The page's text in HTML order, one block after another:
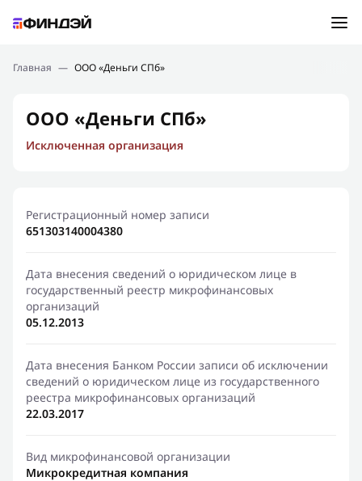
Подбор займа
Новости
Финансовое просвещение
Главная — ООО «Деньги СПб»
ООО «Деньги СПб»
Исключенная организация
Регистрационный номер записи
651303140004380
Дата внесения сведений о юридическом лице в
государственный реестр микрофинансовых
организаций
05.12.2013
Дата внесения Банком России записи об исключении
сведений о юридическом лице из государственного
реестра микрофинансовых организаций
22.03.2017
Вид микрофинансовой организации
Микрокредитная компания
Ошибка:Контактная форма не найдена.
Спасибо, что написали нам
Мы свяжемся с Вами в ближайшее время и сообщим
результат
Отправить новый запрос